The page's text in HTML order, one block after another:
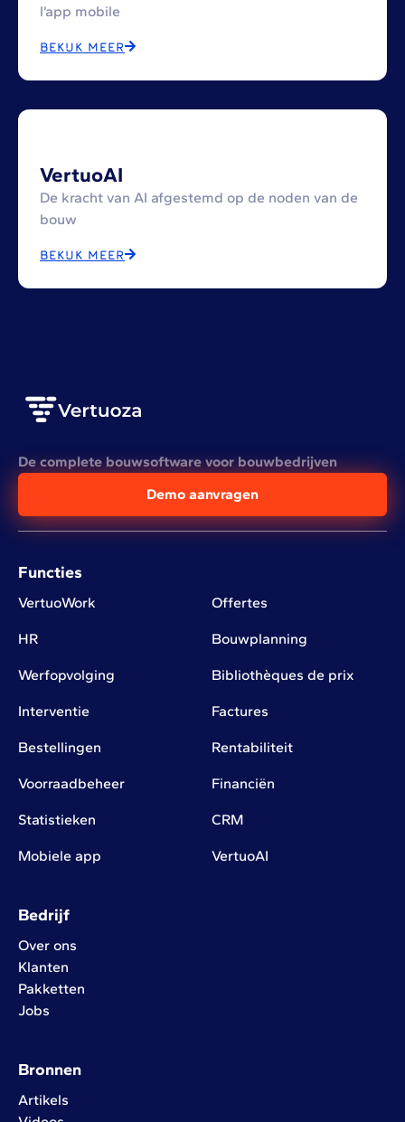
l’app mobile
BEKIJK MEER
VertuoAI
De kracht van AI afgestemd op de noden van de
bouw
BEKIJK MEER
De complete bouwsoftware voor bouwbedrijven
Demo aanvragen
Functies
VertuoWork Offertes
HR Bouwplanning
Werfopvolging Bibliothèques de prix
Interventie Factures
Bestellingen Rentabiliteit
Voorraadbeheer Financiën
Statistieken CRM
Mobiele app VertuoAI
Bedrijf
Over ons
Klanten
Pakketten
Jobs
Bronnen
Artikels